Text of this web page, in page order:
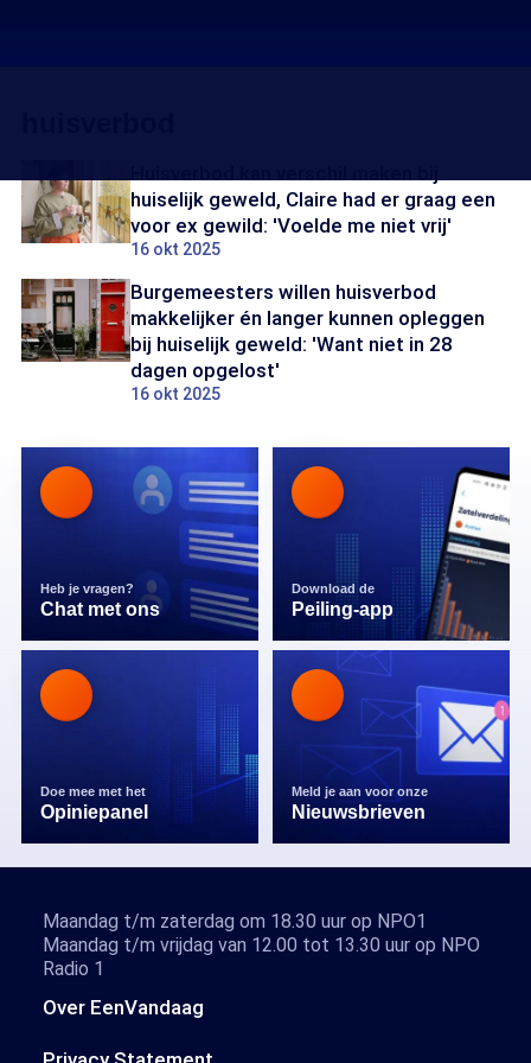
huiselijk geweld, Claire had er graag een
voor ex gewild: 'Voelde me niet vrij'
16 okt 2025
Burgemeesters willen huisverbod
makkelijker én langer kunnen opleggen
bij huiselijk geweld: 'Want niet in 28
dagen opgelost'
16 okt 2025
Heb je vragen?
Chat met ons
Download de
Peiling-app
Doe mee met het
Opiniepanel
Meld je aan voor onze
Nieuwsbrieven
Over EenVandaag
Maandag t/m zaterdag om 18.30 uur op NPO1
Maandag t/m vrijdag van 12.00 tot 13.30 uur op NPO
Radio 1